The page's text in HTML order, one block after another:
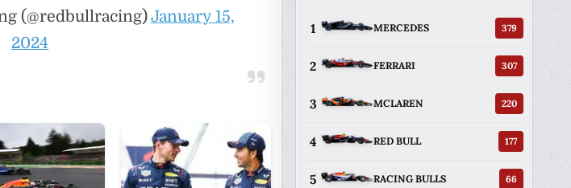
(@redbullracing)January 15,
2024
1 MERCEDES 379
2 FERRARI 307
3 MCLAREN 220
4 RED BULL 177
5 RACING BULLS 66